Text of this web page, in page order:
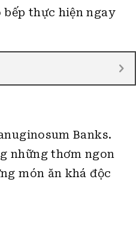
bếp thực hiện ngay
Banks.
những thơm ngon
món ăn khá độc